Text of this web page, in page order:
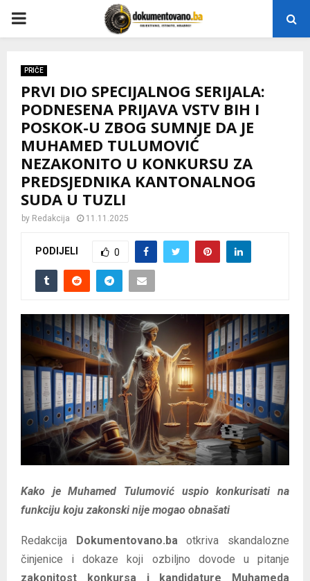
P
M
A
R
E
PRIČE
PRVI DIO SPECIJALNOG SERIJALA:
PODNESENA PRIJAVA VSTV BIH I
POSKOK-U ZBOG SUMNJE DA JE
MUHAMED TULUMOVIĆ
NEZAKONITO U KONKURSU ZA
PREDSJEDNIKA KANTONALNOG
SUDA U TUZLI
by Redakcija 11.11.2025
PODIJELI 0
Kako je Muhamed Tulumović uspio konkurisati na
funkciju koju zakonski nije mogao obnašati
Redakcija Dokumentovano.baotkriva skandalozne
činjenice i dokaze koji ozbiljno dovode u pitanje
zakonitost konkursa i kandidature Muhameda